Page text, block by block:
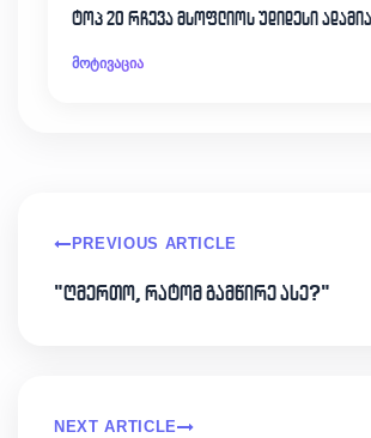
ტოპ 20 რჩევა მსოფლიოს უდიდესი
მოტივაცია
PREVIOUS ARTICLE
"ღმერთო, რატომ გამწირე ასე?"
NEXT ARTICLE